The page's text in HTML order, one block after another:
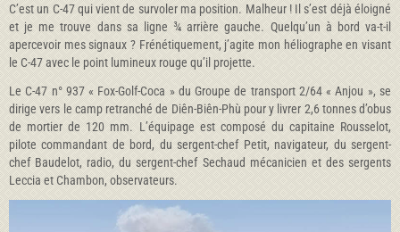
C’est un C-47 qui vient de survoler ma position. Malheur ! Il s’est déjà éloigné
et je me trouve dans sa ligne ¾ arrière gauche. Quelqu’un à bord va-t-il
apercevoir mes signaux ? Frénétiquement, j’agite mon héliographe en visant
le C-47 avec le point lumineux rouge qu’il projette.
Le C-47 n° 937 « Fox-Golf-Coca » du Groupe de transport 2/64 « Anjou », se
dirige vers le camp retranché de Diên-Biên-Phù pour y livrer 2,6 tonnes d’obus
de mortier de 120 mm. L’équipage est composé du capitaine Rousselot,
pilote commandant de bord, du sergent-chef Petit, navigateur, du sergent-
chef Baudelot, radio, du sergent-chef Sechaud mécanicien et des sergents
Leccia et Chambon, observateurs.